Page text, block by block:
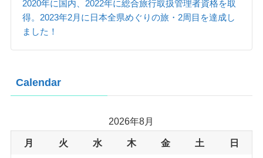
2020年に国内、2022年に総合旅行取扱管理者資格を取
得。2023年2月に日本全県めぐりの旅・2周目を達成し
ました！
Calendar
2026年8月
月 火 水 木 金 土 日